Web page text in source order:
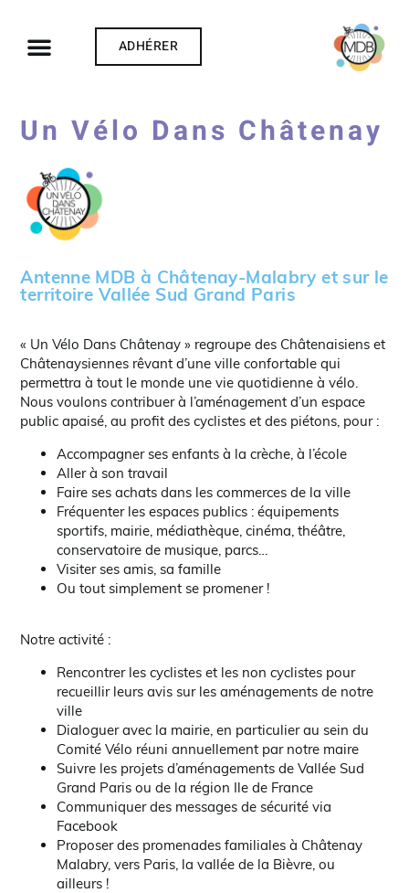
ADHÉRER
Un Vélo Dans Châtenay
Antenne MDB à Châtenay-Malabry et sur le
territoire Vallée Sud Grand Paris
« Un Vélo Dans Châtenay » regroupe des Châtenaisiens et
Châtenaysiennes rêvant d’une ville confortable qui
permettra à tout le monde une vie quotidienne à vélo.
Nous voulons contribuer à l’aménagement d’un espace
public apaisé, au profit des cyclistes et des piétons, pour :
Accompagner ses enfants à la crèche, à l’école
Aller à son travail
Faire ses achats dans les commerces de la ville
Fréquenter les espaces publics : équipements
sportifs, mairie, médiathèque, cinéma, théâtre,
conservatoire de musique, parcs…
Visiter ses amis, sa famille
Ou tout simplement se promener !
Notre activité :
Rencontrer les cyclistes et les non cyclistes pour
recueillir leurs avis sur les aménagements de notre
ville
Dialoguer avec la mairie, en particulier au sein du
Comité Vélo réuni annuellement par notre maire
Suivre les projets d’aménagements de Vallée Sud
Grand Paris ou de la région Ile de France
Communiquer des messages de sécurité via
Facebook
Proposer des promenades familiales à Châtenay
Malabry, vers Paris, la vallée de la Bièvre, ou
ailleurs !